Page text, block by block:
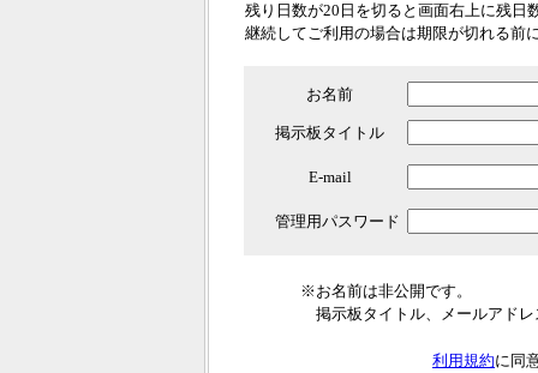
残り日数が20日を切ると画面右上に残日
継続してご利用の場合は期限が切れる前
お名前
掲示板タイトル
E-mail
管理用パスワード
※お名前は非公開です。
掲示板タイトル、メールアドレ
利用規約に同